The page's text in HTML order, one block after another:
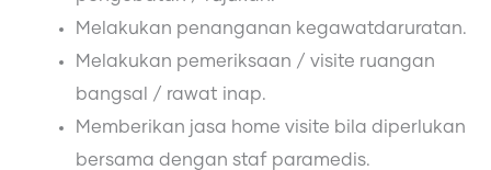
Melakukan penanganan kegawatdaruratan.
Melakukan pemeriksaan / visite ruangan
bangsal / rawat inap.
Memberikan jasa home visite bila diperlukan
bersama dengan staf paramedis.